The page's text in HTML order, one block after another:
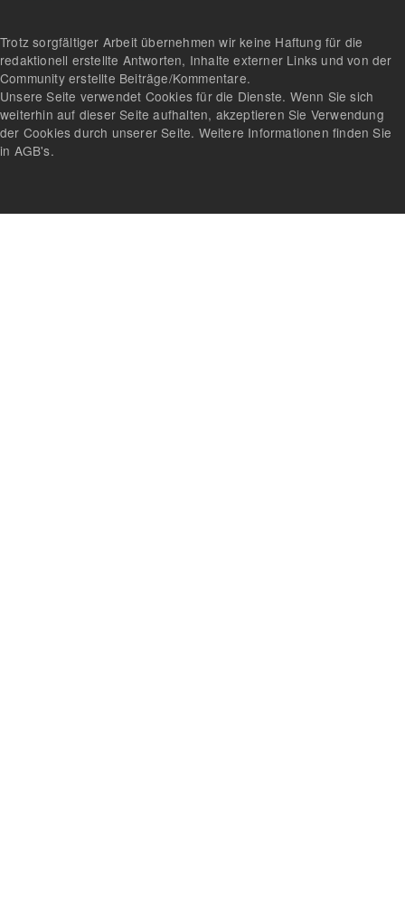
Trotz sorgfältiger Arbeit übernehmen wir keine Haftung für die
redaktionell erstellte Antworten, Inhalte externer Links und von der
Community erstellte Beiträge/Kommentare.
Unsere Seite verwendet Cookies für die Dienste. Wenn Sie sich
weiterhin auf dieser Seite aufhalten, akzeptieren Sie Verwendung
der Cookies durch unserer Seite. Weitere Informationen finden Sie
in AGB's.